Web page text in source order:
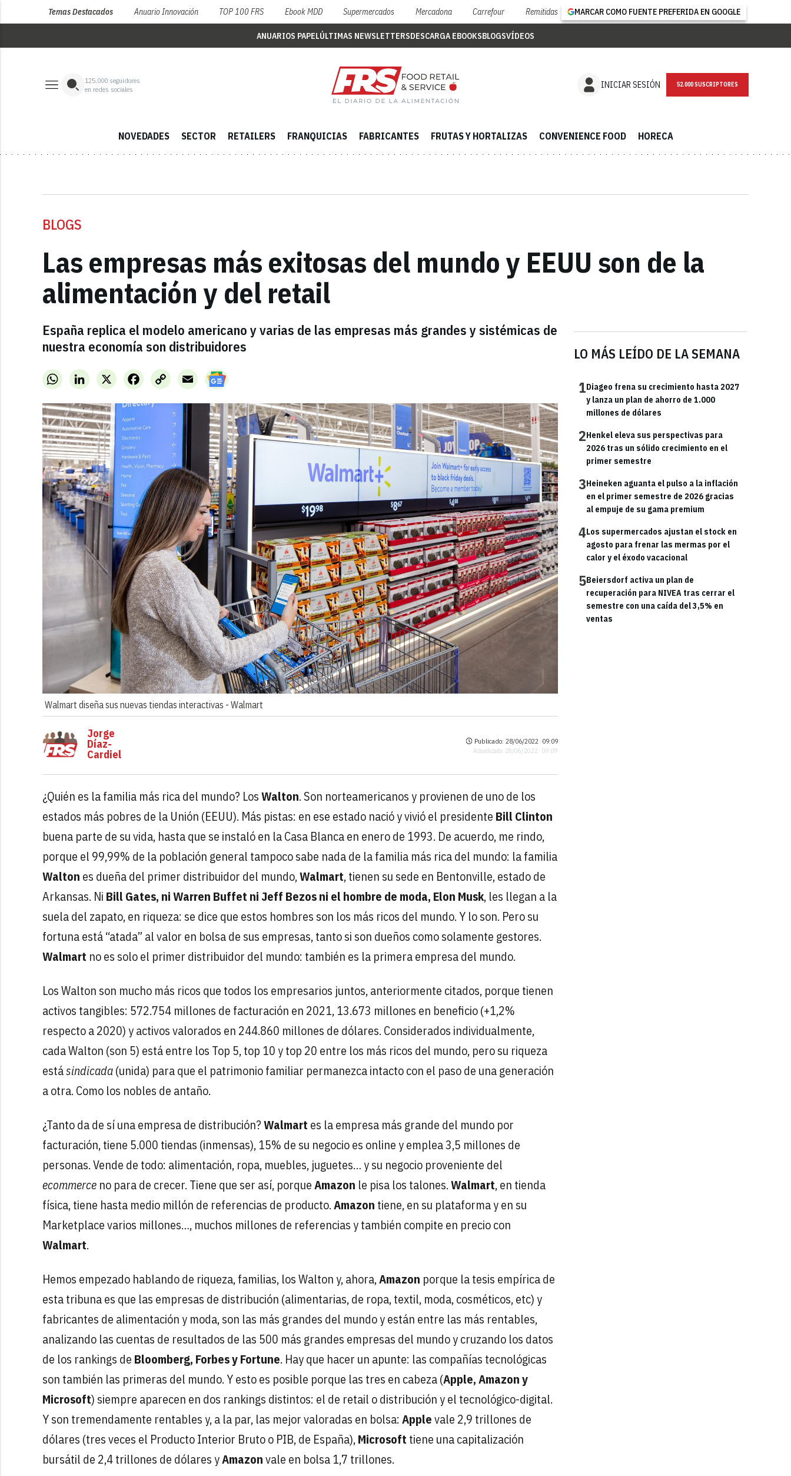
Temas Destacados Anuario Innovación TOP 100 FRS Ebook MDD Supermercados Mercadona Carrefour Remitidas MARCAR COMO FUENTE PREFERIDA EN GOOGLE
ANUARIOS PAPELÚLTIMAS NEWSLETTERSDESCARGA EBOOKSBLOGSVÍDEOS
125,000 seguidores
en redes sociales
INICIAR SESIÓN NEWSLETTER
NOVEDADES SECTOR RETAILERS FRANQUICIAS FABRICANTES FRUTAS Y HORTALIZAS CONVENIENCE FOOD HORECA
BLOGS
Las empresas más exitosas del mundo y EEUU son de la
alimentación y del retail
España replica el modelo americano y varias de las empresas más grandes y sistémicas de
nuestra economía son distribuidores
WhatsAppLinkedInX FacebookCopy
Link
Email
Walmart diseña sus nuevas tiendas interactivas - Walmart
LO MÁS LEÍDO DE LA SEMANA
1Diageo frena su crecimiento hasta 2027
y lanza un plan de ahorro de 1.000
millones de dólares
2Henkel eleva sus perspectivas para
2026 tras un sólido crecimiento en el
primer semestre
3Heineken aguanta el pulso a la inflación
en el primer semestre de 2026 gracias
al empuje de su gama premium
4Los supermercados ajustan el stock en
agosto para frenar las mermas por el
calor y el éxodo vacacional
5Beiersdorf activa un plan de
recuperación para NIVEA tras cerrar el
semestre con una caída del 3,5% en
ventas
Jorge
Díaz-
Cardiel
Publicado: 28/06/2022 ·09:09
Actualizado: 28/06/2022 · 09:09
¿Quién es la familia más rica del mundo? LosWalton. Son norteamericanos y provienen de uno de los
estados más pobres de la Unión (EEUU). Más pistas: en ese estado nació y vivió el presidente Bill Clinton
buena parte de su vida, hasta que se instaló en la Casa Blanca en enero de 1993. De acuerdo, me rindo,
porque el 99,99% de la población general tampoco sabe nada de la familia más rica del mundo: la familia
Walton es dueña del primer distribuidor del mundo,Walmart, tienen su sede en Bentonville, estado de
Arkansas. Ni Bill Gates, ni Warren Buffet ni Jeff Bezos ni el hombre de moda, Elon Musk, les llegan a la
suela del zapato, en riqueza: se dice que estos hombres son los más ricos del mundo. Y lo son. Pero su
fortuna está “atada” al valor en bolsa de sus empresas, tanto si son dueños como solamente gestores.
Walmart no es solo el primer distribuidor del mundo: también es la primera empresa del mundo.
Los Walton son mucho más ricos que todos los empresarios juntos, anteriormente citados, porque tienen
activos tangibles: 572.754 millones de facturación en 2021, 13.673 millones en beneficio (+1,2%
respecto a 2020) y activos valorados en 244.860 millones de dólares. Considerados individualmente,
cada Walton (son 5) está entre los Top 5, top 10 y top 20 entre los más ricos del mundo, pero su riqueza
estásindicada(unida) para que el patrimonio familiar permanezca intacto con el paso de una generación
a otra. Como los nobles de antaño.
¿Tanto da de sí una empresa de distribución?Walmart es la empresa más grande del mundo por
facturación, tiene 5.000 tiendas (inmensas), 15% de su negocio es online y emplea 3,5 millones de
personas. Vende de todo: alimentación, ropa, muebles, juguetes… y su negocio proveniente del
ecommerce no para de crecer. Tiene que ser así, porqueAmazon le pisa los talones.Walmart, en tienda
física, tiene hasta medio millón de referencias de producto.Amazon tiene, en su plataforma y en su
Marketplace varios millones…, muchos millones de referencias y también compite en precio con
Walmart.
Hemos empezado hablando de riqueza, familias, los Walton y, ahora,Amazon porque la tesis empírica de
esta tribuna es que las empresas de distribución (alimentarias, de ropa, textil, moda, cosméticos, etc) y
fabricantes de alimentación y moda, son las más grandes del mundo y están entre las más rentables,
analizando las cuentas de resultados de las 500 más grandes empresas del mundo y cruzando los datos
de los rankings de Bloomberg, Forbes y Fortune. Hay que hacer un apunte: las compañías tecnológicas
son también las primeras del mundo. Y esto es posible porque las tres en cabeza (Apple, Amazon y
Microsoft) siempre aparecen en dos rankings distintos: el de retail o distribución y el tecnológico-digital.
Y son tremendamente rentables y, a la par, las mejor valoradas en bolsa: Applevale 2,9 trillones de
dólares (tres veces el Producto Interior Bruto o PIB, de España),Microsoft tiene una capitalización
bursátil de 2,4 trillones de dólares yAmazonvale en bolsa 1,7 trillones.